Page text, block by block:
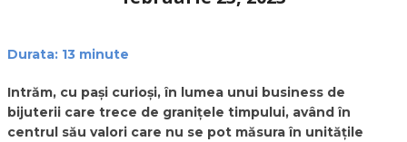
Durata: 13 minute
Intrăm, cu pași curioși, în lumea unui business de
bijuterii care trece de granițele timpului, având în
centrul său valori care nu se pot măsura în unitățile